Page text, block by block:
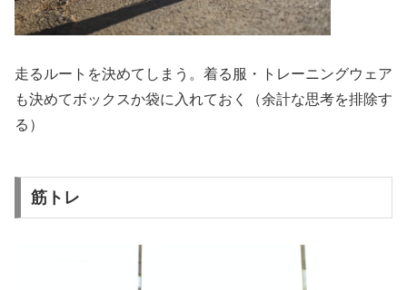
走るルートを決めてしまう。着る服・トレーニングウェア
も決めてボックスか袋に入れておく（余計な思考を排除す
る）
筋トレ